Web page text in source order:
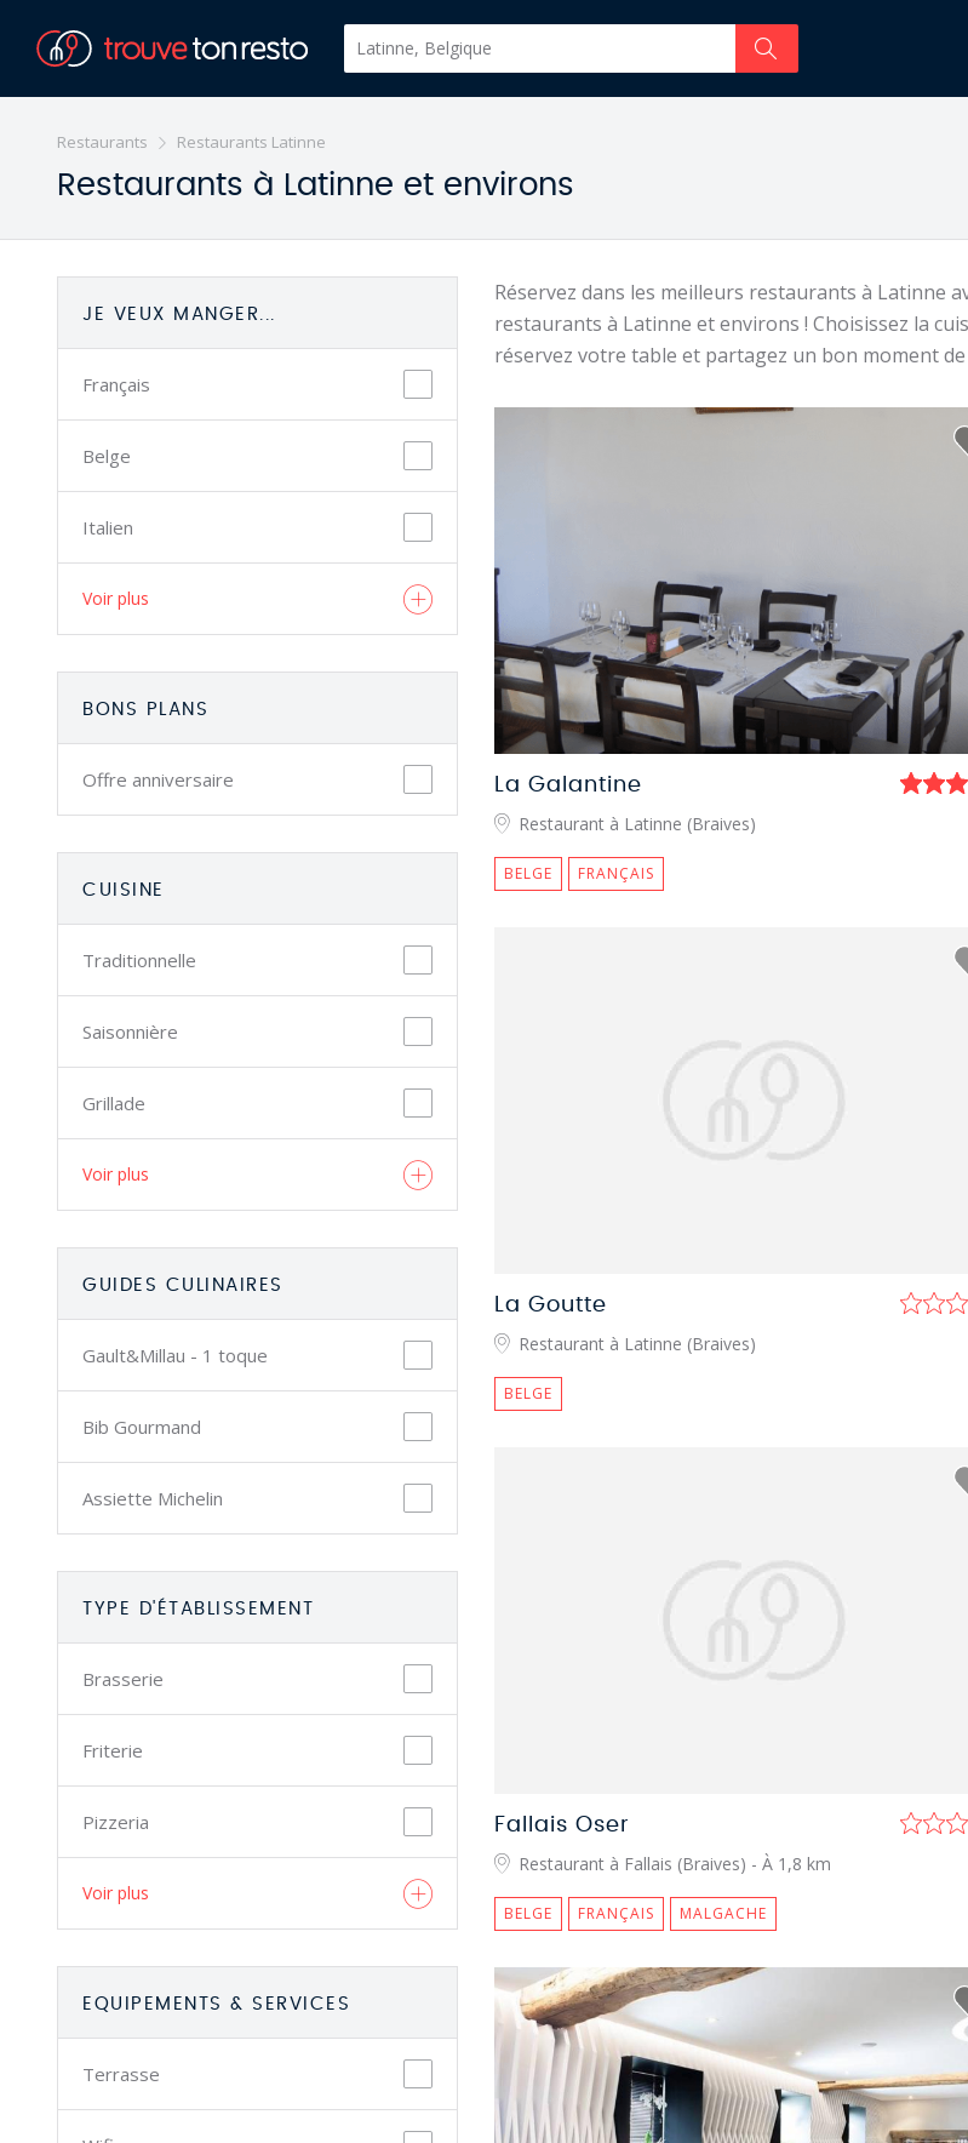
Restaurants Restaurants Latinne
Restaurants à Latinne et environs
JE VEUX MANGER...
Français
Belge
Italien
Voir plus
BONS PLANS
Offre anniversaire
CUISINE
Traditionnelle
Saisonnière
Grillade
Voir plus
GUIDES CULINAIRES
Gault&Millau - 1 toque
Bib Gourmand
Assiette Michelin
TYPE D'ÉTABLISSEMENT
Brasserie
Friterie
Pizzeria
Voir plus
EQUIPEMENTS & SERVICES
Terrasse
Réservez dans les meilleurs restaurants à Latinne
restaurants à Latinne et environs ! Choisissez la
réservez votre table et partagez un bon moment
La Galantine
Restaurant à Latinne (Braives)
BELGE FRANÇAIS
La Goutte
Restaurant à Latinne (Braives)
BELGE
Fallais Oser
Restaurant à Fallais (Braives) - À 1,8 km
BELGE FRANÇAIS MALGACHE